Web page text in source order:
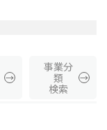
事業分
類
検索